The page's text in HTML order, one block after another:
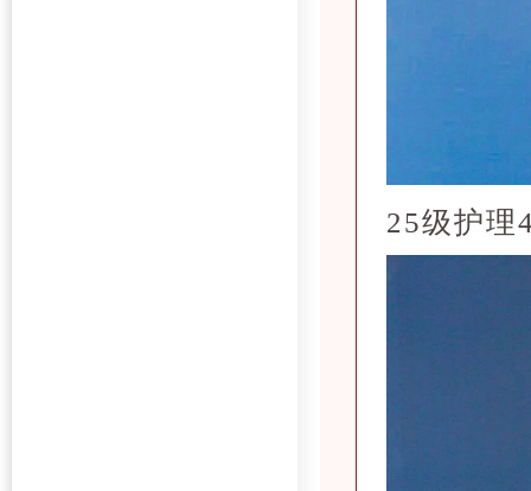
25级护